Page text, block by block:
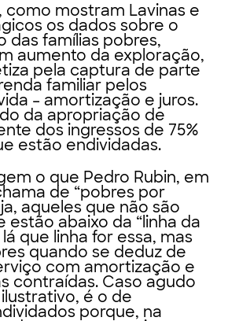
como mostram Lavinas e
os dados sobre o
das famílias pobres,
aumento da exploração,
pela captura de parte
familiar pelos
– amortização e juros.
da apropriação de
dos ingressos de 75%
estão endividadas.
o que Pedro Rubin, em
de “pobres por
aqueles que não são
estão abaixo da “linha da
que linha for essa, mas
quando se deduz de
com amortização e
contraídas. Caso agudo
é o de
porque, na